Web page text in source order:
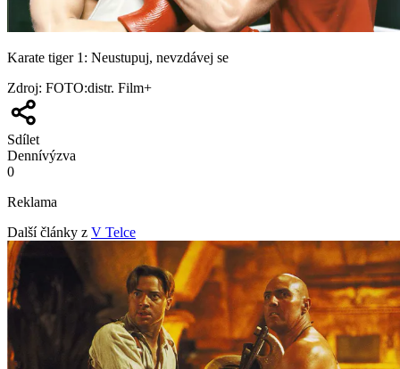
Karate tiger 1: Neustupuj, nevzdávej se
Zdroj: FOTO:distr. Film+
Sdílet
Dennívýzva
0
Reklama
Další články z V Telce